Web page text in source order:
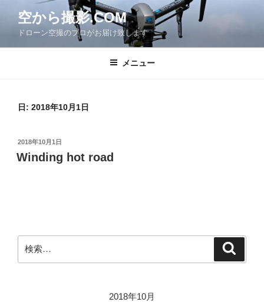
ン
空から撮影.COM
ドローン空撮のプロがお届け致します
メニュー
日: 2018年10月1日
投
稿
日:
2018年10月1日
Winding hot road
索:
2018年10月